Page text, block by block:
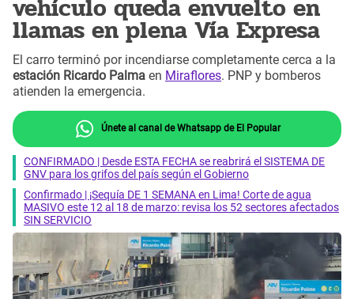
vehículo queda envuelto en
llamas en plena Vía Expresa
El carro terminó por incendiarse completamente cerca a la
estación Ricardo Palma en Miraflores. PNP y bomberos
atienden la emergencia.
Únete al canal de Whatsapp de El Popular
CONFIRMADO | Desde ESTA FECHA se reabrirá el SISTEMA DE
GNV para los grifos del país según el Gobierno
Confirmado | ¡Sequía DE 1 SEMANA en Lima! Corte de agua
MASIVO este 12 al 18 de marzo: revisa los 52 sectores afectados
SIN SERVICIO